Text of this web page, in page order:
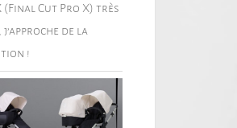
(Final Cut Pro X) très
de la
!